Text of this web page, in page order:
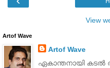
View
Artof Wave
Artof Wave
ഏകാന്തനായി കടല്‍